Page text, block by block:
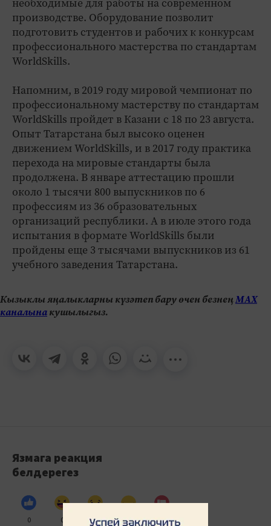
производстве. Оборудование позволит
подготовить студентов и рабочих к конкурсам
профессионального мастерства по стандартам
WorldSkills.
Напомним, в 2019 году мировой чемпионат по
профессиональному мастерству по стандартам
WorldSkills пройдет в Казани с 18 по 23 августа.
Опыт Татарстана был высоко оценен
движением WorldSkills, и в 2017 году практика
перехода на мировые стандарты была
продолжена. В январе аттестацию прошли
около 1 тысячи 800 выпускников по 6
профессиям из 36 образовательных
организаций республики. А в июле этого года
испытания в формате WorldSkills были
пройдены еще 3 тысячами выпускников из 61
учебного заведения Татарстана.
Кызыклы яңалыкларны күзәтеп бару өчен безнеңМАХ
каналынакушылыгыз.
Язмага реакция
белдерегез
0 0 0 0 0